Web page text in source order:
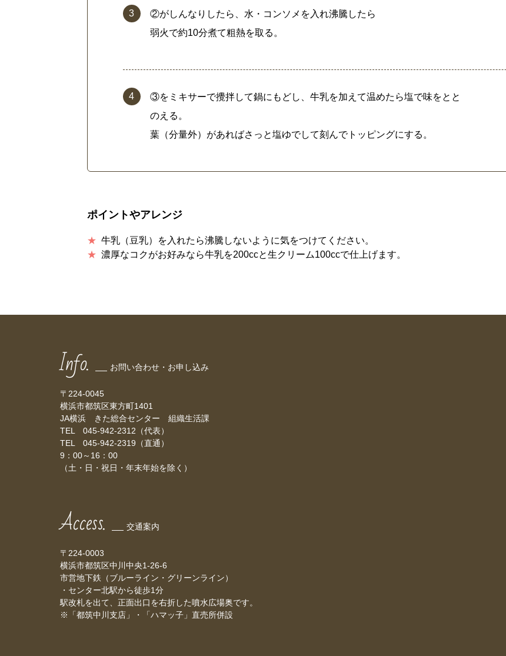
②がしんなりしたら、水・コンソメを入れ沸騰したら
弱火で約10分煮て粗熱を取る。
③をミキサーで攪拌して鍋にもどし、牛乳を加えて温めたら塩で味をとと
のえる。
葉（分量外）があればさっと塩ゆでして刻んでトッピングにする。
ポイントやアレンジ
牛乳（豆乳）を入れたら沸騰しないように気をつけてください。
濃厚なコクがお好みなら牛乳を200ccと生クリーム100ccで仕上げます。
Info. お問い合わせ・お申し込み
〒224-0045
横浜市都筑区東方町1401
JA横浜 きた総合センター 組織生活課
TEL 045-942-2312（代表）
TEL 045-942-2319（直通）
9：00～16：00
（土・日・祝日・年末年始を除く）
Access. 交通案内
〒224-0003
横浜市都筑区中川中央1-26-6
市営地下鉄（ブルーライン・グリーンライン）
・センター北駅から徒歩1分
駅改札を出て、正面出口を右折した噴水広場奥です。
※「都筑中川支店」・「ハマッ子」直売所併設